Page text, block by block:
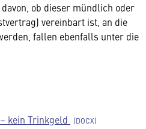
ob dieser mündlich oder
vereinbart ist, an die
fallen ebenfalls unter die
kein Trinkgeld